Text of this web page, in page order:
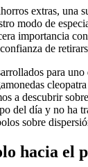
extras, una
modo de
importancia
de
para
cleopatra
a descubrir
del día y no ha
sobre
hacia el